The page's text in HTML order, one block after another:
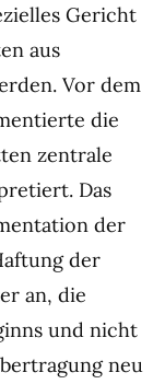
Gericht
aus
Vor dem
die
zentrale
Das
der
der
an, die
und nicht
neu